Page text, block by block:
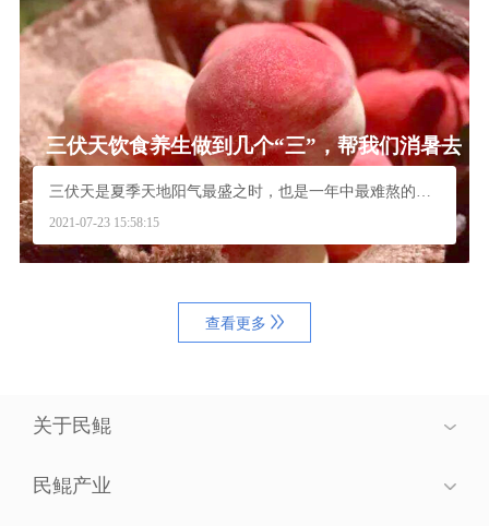
三伏天饮食养生做到几个“三”，帮我们消暑去
火安度“苦夏”
2021-07-23 15:58:15
查看更多
关于民鲲
民鲲产业